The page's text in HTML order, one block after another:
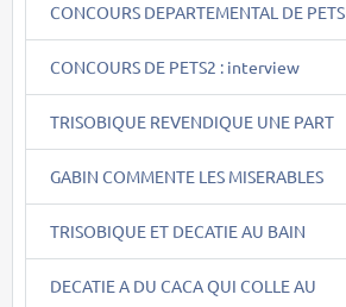
CONCOURS DEPARTEMENTAL DE PETS
CONCOURS DE PETS2 : interview
TRISOBIQUE REVENDIQUE UNE PART
GABIN COMMENTE LES MISERABLES
TRISOBIQUE ET DECATIE AU BAIN
DECATIE A DU CACA QUI COLLE AU